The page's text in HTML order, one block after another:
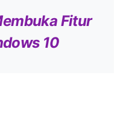
Fitur
10